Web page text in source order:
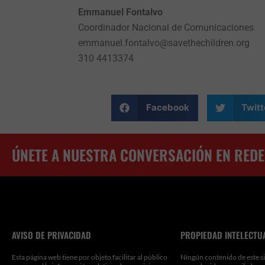
Emmanuel Fontalvo
Coordinador Nacional de Comunicaciones
emmanuel.fontalvo@savethechildren.org
310 4413374
Facebook
ÚNETE A NUESTRA CONVERSACIÓN EN
AVISO DE PRIVACIDAD
Esta página web tiene por objeto facilitar al público
PROPIEDAD
Ningún contenido de este